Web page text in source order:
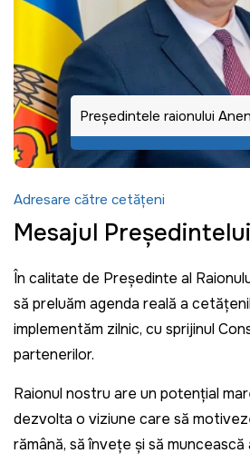
Adresare către cetățeni
Mesajul Președintelui
În calitate de Președinte al
să preluăm agenda reală a
implementăm zilnic, cu sprijinul
partenerilor.
Raionul nostru are un potențial
dezvolta o viziune care să
rămână, să învețe și să muncească
Preşedintele raionului